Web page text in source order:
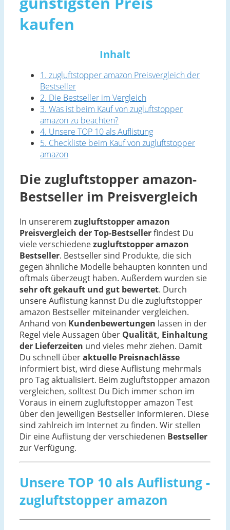
kaufen
Inhalt
1. zugluftstopper amazon Preisvergleich der
Bestseller
2. Die Bestseller im Vergleich
3. Was ist beim Kauf von zugluftstopper
amazon zu beachten?
4. Unsere TOP 10 als Auflistung
5. Checkliste beim Kauf von zugluftstopper
amazon
Die zugluftstopper amazon-
Bestseller im Preisvergleich
In unsererem zugluftstopper amazon
Preisvergleich der Top-Bestsellerfindest Du
viele verschiedenezugluftstopper amazon
Bestseller. Bestseller sind Produkte, die sich
gegen ähnliche Modelle behaupten konnten und
oftmals überzeugt haben. Außerdem wurden sie
sehr oft gekauft und gut bewertet. Durch
unsere Auflistung kannst Du die zugluftstopper
amazon Bestseller miteinander vergleichen.
Anhand von Kundenbewertungen lassen in der
Regel viele Aussagen über Qualität, Einhaltung
der Lieferzeiten und vieles mehr ziehen. Damit
Du schnell überaktuelle Preisnachlässe
informiert bist, wird diese Auflistung mehrmals
pro Tag aktualisiert. Beim zugluftstopper amazon
vergleichen, solltest Du Dich immer schon im
Voraus in einem zugluftstopper amazon Test
über den jeweiligen Bestseller informieren. Diese
sind zahlreich im Internet zu finden. Wir stellen
Dir eine Auflistung der verschiedenen Bestseller
zur Verfügung.
Unsere TOP 10 als Auflistung -
zugluftstopper amazon